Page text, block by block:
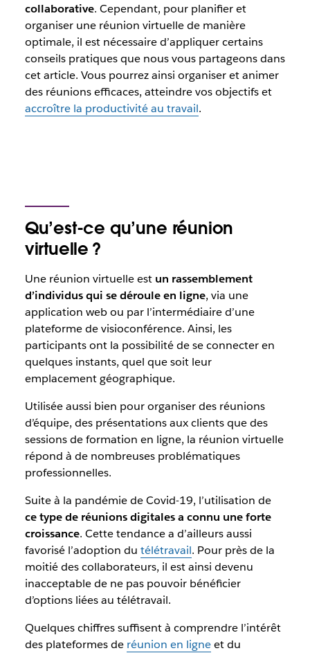
Par l’équipe Slack
17 mai 2023
collaborative. Cependant, pour planifier et
organiser une réunion virtuelle de manière
optimale, il est nécessaire d’appliquer certains
conseils pratiques que nous vous partageons dans
cet article. Vous pourrez ainsi organiser et animer
des réunions efficaces, atteindre vos objectifs et
accroître la productivité au travail.
Qu’est-ce qu’une réunion
virtuelle ?
Une réunion virtuelle est un rassemblement
d’individus qui se déroule en ligne, via une
application web ou par l’intermédiaire d’une
plateforme de visioconférence. Ainsi, les
participants ont la possibilité de se connecter en
quelques instants, quel que soit leur
emplacement géographique.
Utilisée aussi bien pour organiser des réunions
d’équipe, des présentations aux clients que des
sessions de formation en ligne, la réunion virtuelle
répond à de nombreuses problématiques
professionnelles.
Suite à la pandémie de Covid-19, l’utilisation de
ce type de réunions digitales a connu une forte
croissance. Cette tendance a d’ailleurs aussi
favorisé l’adoption du télétravail. Pour près de la
moitié des collaborateurs, il est ainsi devenu
inacceptable de ne pas pouvoir bénéficier
d’options liées au télétravail.
Quelques chiffres suffisent à comprendre l’intérêt
des plateformes de réunion en ligneet du